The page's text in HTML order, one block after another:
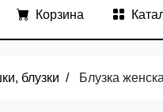
Корзина
блузки Блузка